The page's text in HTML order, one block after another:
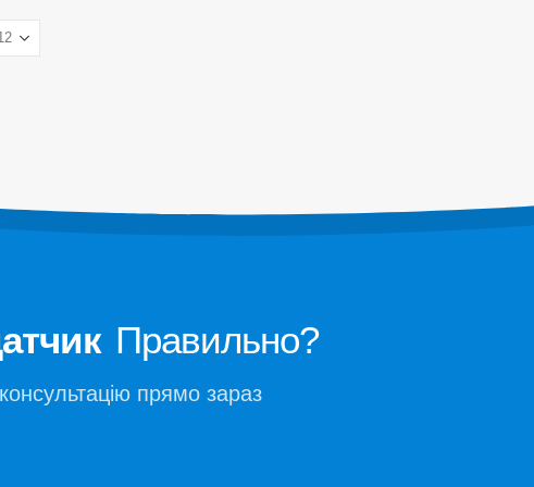
Правильно?
прямо зараз